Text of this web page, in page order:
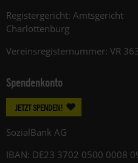
Registergericht: Amtsgericht
Charlottenburg
Vereinsregisternummer: VR
Spendenkonto
JETZT SPENDEN!
SozialBank AG
IBAN: DE23 3702 0500 0008